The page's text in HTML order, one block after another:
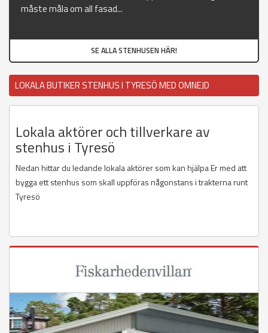
måste måla om all fasad...
SE ALLA STENHUSEN HÄR!
LOKALA BUTIKER STENHUS I TYRESÖ MED OMNEJD
Lokala aktörer och tillverkare av
stenhus i Tyresö
Nedan hittar du ledande lokala aktörer som kan hjälpa Er med att
bygga ett stenhus som skall uppföras någonstans i trakterna runt
Tyresö